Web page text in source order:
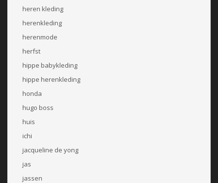
heren kleding
herenkleding
herenmode
herfst
hippe babykleding
hippe herenkleding
honda
hugo boss
huis
ichi
jacqueline de yong
jas
jassen